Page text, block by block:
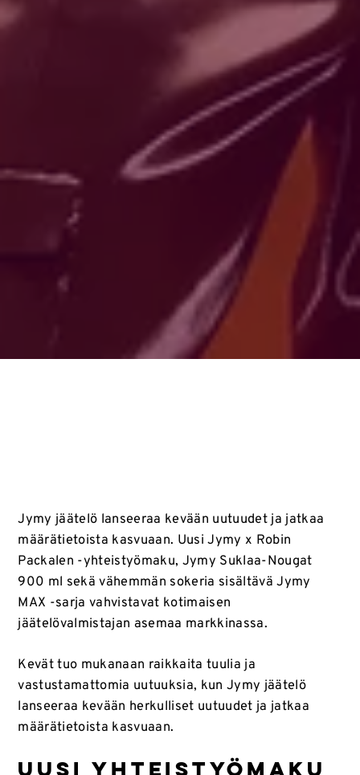
Jymy jäätelö lanseeraa kevään uutuudet ja jatkaa
määrätietoista kasvuaan. Uusi Jymy x Robin
Packalen -yhteistyömaku, Jymy Suklaa-Nougat
900 ml sekä vähemmän sokeria sisältävä Jymy
MAX -sarja vahvistavat kotimaisen
jäätelövalmistajan asemaa markkinassa.
Kevät tuo mukanaan raikkaita tuulia ja
vastustamattomia uutuuksia, kun Jymy jäätelö
lanseeraa kevään herkulliset uutuudet ja jatkaa
määrätietoista kasvuaan.
Uusi yhteistyömaku